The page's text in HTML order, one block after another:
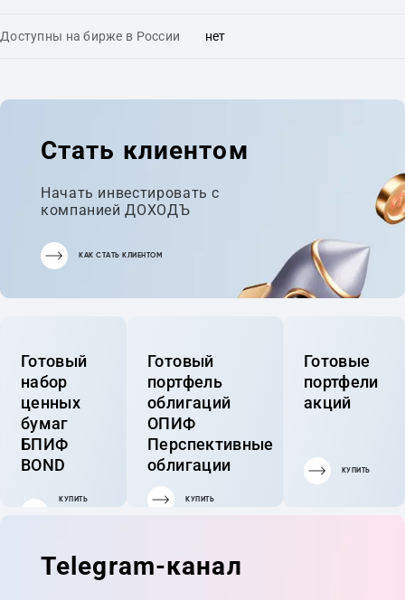
Доступны на бирже в России нет
Стать клиентом
Начать инвестировать с
компанией ДОХОДЪ
КАК СТАТЬ КЛИЕНТОМ
Готовый
набор
ценных
бумаг
БПИФ
BOND
КУПИТЬ
Готовый
портфель
облигаций
ОПИФ
Перспективные
облигации
КУПИТЬ
Готовые
портфели
акций
КУПИТЬ
Telegram-канал